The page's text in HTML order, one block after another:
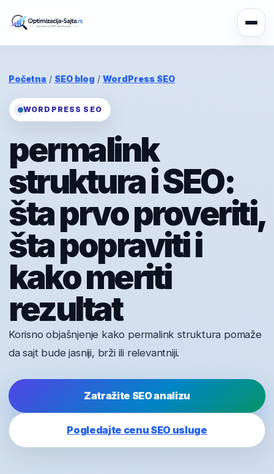
Početna / SEO blog / WordPress SEO
WORDPRESS SEO
permalink
struktura i SEO:
šta prvo proveriti,
šta popraviti i
kako meriti
rezultat
Korisno objašnjenje kako permalink struktura pomaže
da sajt bude jasniji, brži ili relevantniji.
Zatražite SEO analizu
Pogledajte cenu SEO usluge